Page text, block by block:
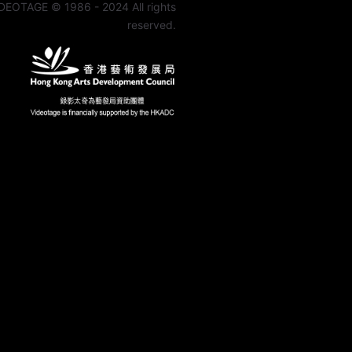
© 1986 - 2024 All rights
reserved.